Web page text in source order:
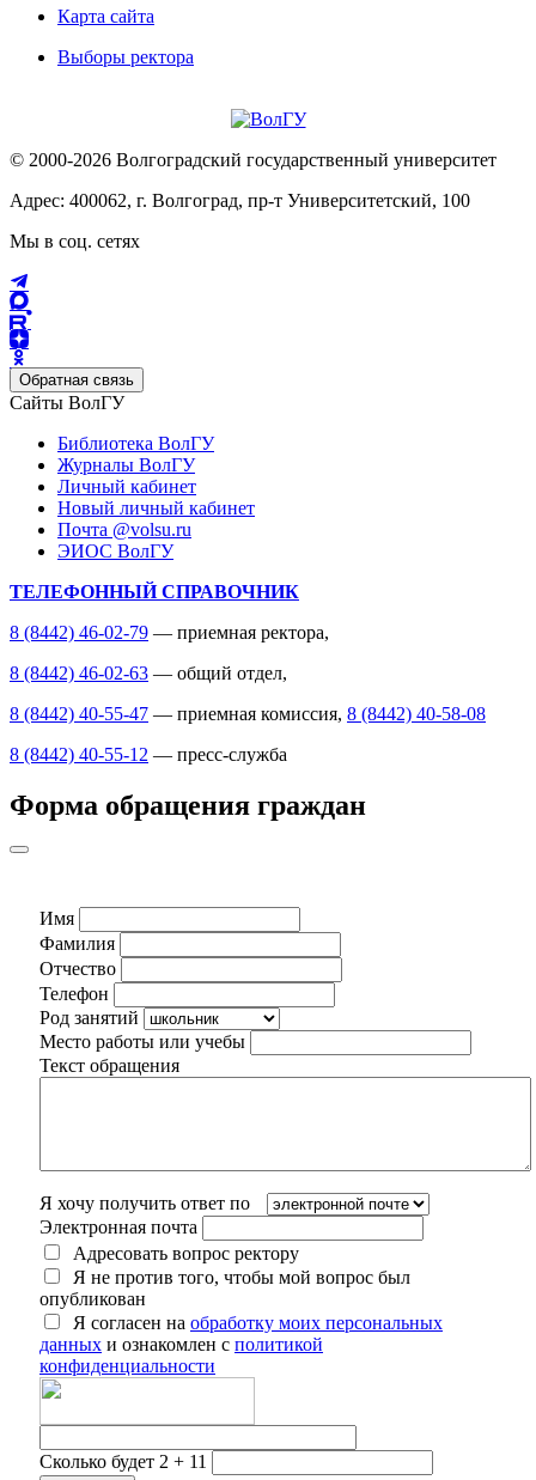
Карта сайта
Выборы ректора
© 2000-2026 Волгоградский государственный университет
Адрес: 400062, г. Волгоград, пр-т Университетский, 100
Мы в соц. сетях
Обратная связь
Сайты ВолГУ
Библиотека ВолГУ
Журналы ВолГУ
Личный кабинет
Новый личный кабинет
Почта @volsu.ru
ЭИОС ВолГУ
ТЕЛЕФОННЫЙ СПРАВОЧНИК
8 (8442) 46-02-79 — приемная ректора,
8 (8442) 46-02-63 — общий отдел,
8 (8442) 40-55-47 — приемная комиссия, 8 (8442) 40-58-08
8 (8442) 40-55-12 — пресс-служба
Форма обращения граждан
Имя
Фамилия
Отчество
Телефон
Род занятий
Место работы или учебы
Текст обращения
Я хочу получить ответ по
Электронная почта
Адресовать вопрос ректору
Я не против того, чтобы мой вопрос был
опубликован
Я согласен на обработку моих персональных
данных и ознакомлен с политикой
конфиденциальности
Сколько будет 2 + 11